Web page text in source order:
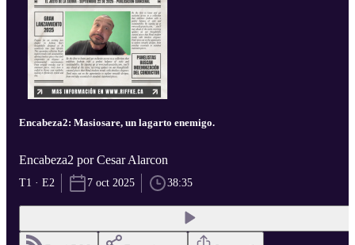
Encabeza2: Masiosare, un lagarto enemigo.
Encabeza2 por Cesar Alarcon
T1 · E2 7 oct 2025 38:35